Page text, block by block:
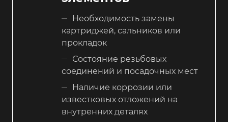
Необходимость замены
картриджей, сальников или
прокладок
Состояние резьбовых
соединений и посадочных мест
Наличие коррозии или
известковых отложений на
внутренних деталях